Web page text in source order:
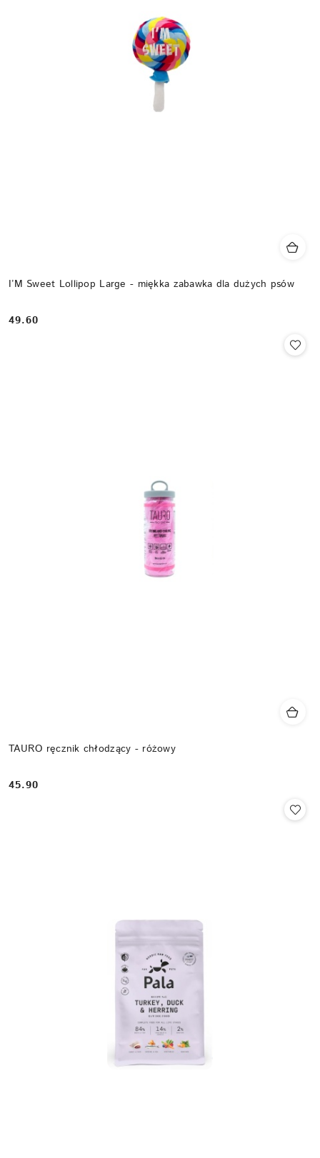
I’M Sweet Lollipop Large - miękka zabawka dla dużych psów
Cena:
49.60
TAURO ręcznik chłodzący - różowy
Cena:
45.90